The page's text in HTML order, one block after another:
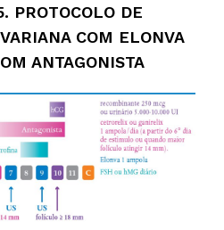
PROTOCOLO DE
COM ELONVA
ANTAGONISTA